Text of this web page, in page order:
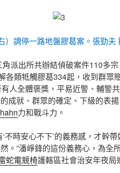
）調停一路地盤膠葛案。張勁夫
派出所共辦結偵破案件110多
各類牴觸膠葛334起，收到群眾
人全體褒獎，平易近警、輔警
就、群眾的確定、下級的表
力和戰斗力。
不時安心不下’的義務感，才幹帶
。”潘崢鋒的這份義務心，為全
蛇電競椅護轄區社會治安年夜局